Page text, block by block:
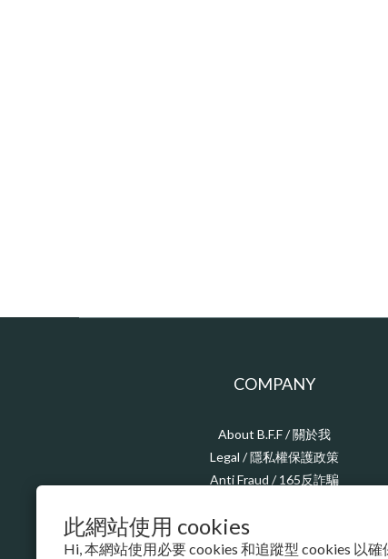
此網站使用 cookies
Hi, 本網站使用必要 cookies 和追蹤型 cookies 以
COMPANY
About B.F.F / 關於我
Legal / 隱私權保護政策
Anti Fraud / 165反詐騙